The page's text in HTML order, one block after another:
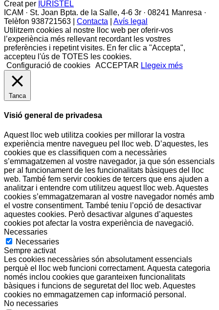
Creat per IURISTEL
ICAM · St. Joan Bpta. de la Salle, 4-6 3r · 08241 Manresa ·
Telèfon 938721563 | Contacta
Avís legal
Utilitzem cookies al nostre lloc web per oferir-vos
l’experiència més rellevant recordant les vostres
preferències i repetint visites. En fer clic a "Accepta",
accepteu l'ús de TOTES les cookies.
Configuració de cookies ACCEPTAR Llegeix més
Tanca
Visió general de privadesa
Aquest lloc web utilitza cookies per millorar la vostra
experiència mentre navegueu pel lloc web. D’aquestes, les
cookies que es classifiquen com a necessàries
s’emmagatzemen al vostre navegador, ja que són essencials
per al funcionament de les funcionalitats bàsiques del lloc
web. També fem servir cookies de tercers que ens ajuden a
analitzar i entendre com utilitzeu aquest lloc web. Aquestes
cookies s’emmagatzemaran al vostre navegador només amb
el vostre consentiment. També teniu l’opció de desactivar
aquestes cookies. Però desactivar algunes d’aquestes
cookies pot afectar la vostra experiència de navegació.
Necessaries
Necessaries
Sempre activat
Les cookies necessàries són absolutament essencials
perquè el lloc web funcioni correctament. Aquesta categoria
només inclou cookies que garanteixen funcionalitats
bàsiques i funcions de seguretat del lloc web. Aquestes
cookies no emmagatzemen cap informació personal.
No necessaries